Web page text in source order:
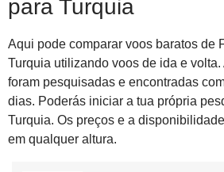
para Turquia
Aqui pode comparar voos baratos de
Turquia utilizando voos de ida e
foram pesquisadas e encontradas
dias. Poderás iniciar a tua própria
Turquia. Os preços e a
em qualquer altura.